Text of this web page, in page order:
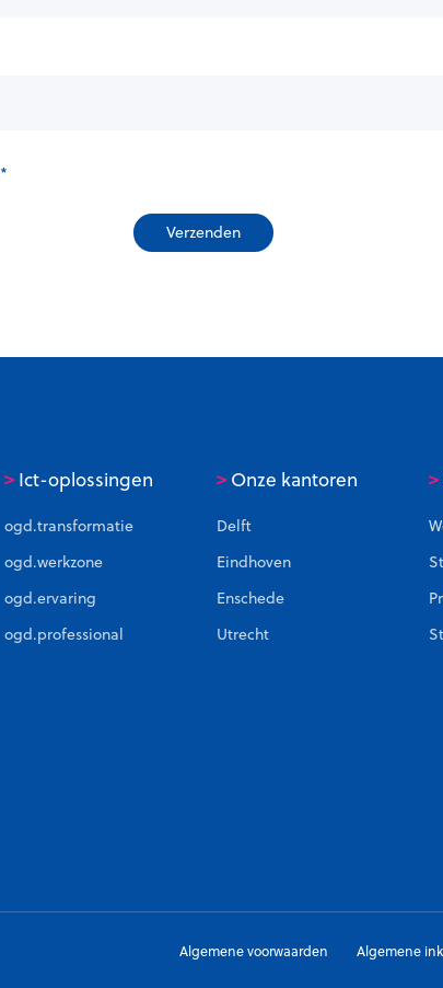
*
>Ict-oplossingen
ogd.transformatie
ogd.werkzone
ogd.ervaring
ogd.professional
>Onze kantoren
Delft
Eindhoven
Enschede
Utrecht
>
Algemene voorwaarden Algemene